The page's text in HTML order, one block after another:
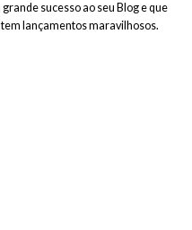
sucesso ao seu Blog e que
lançamentos maravilhosos.